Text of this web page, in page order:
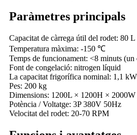
Paràmetres principals
Capacitat de càrrega útil del rodet: 80
Temperatura màxima: -150 ℃
Temps de funcionament: <8 minuts (un
Font de congelació: nitrogen líquid
La capacitat frigorífica nominal: 1,1 kW
Pes: 200 kg
Dimensions: 1200L × 1200H × 2000W
Potència / Voltatge: 3P 380V 50Hz
Velocitat del rodet: 20-70 RPM